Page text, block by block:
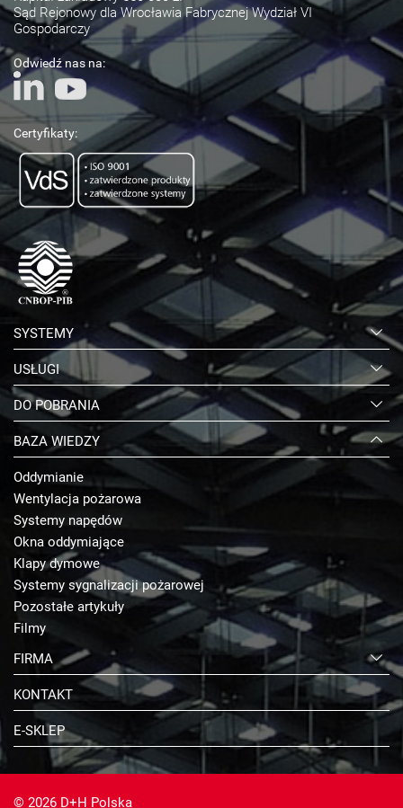
Sąd Rejonowy dla Wrocławia Fabrycznej Wydział VI
Gospodarczy
Odwiedź nas na:
Certyfikaty:
SYSTEMY
USŁUGI
DO POBRANIA
BAZA WIEDZY
Oddymianie
Wentylacja pożarowa
Systemy napędów
Okna oddymiające
Klapy dymowe
Systemy sygnalizacji pożarowej
Pozostałe artykuły
Filmy
FIRMA
KONTAKT
E-SKLEP
© 2026 D+H Polska